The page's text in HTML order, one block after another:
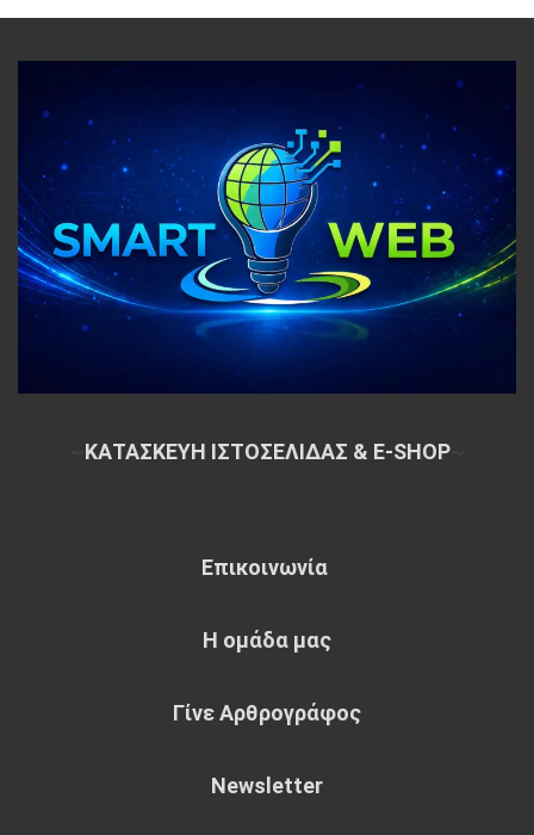
ΚΑΤΑΣΚΕΥΗ ΙΣΤΟΣΕΛΙΔΑΣ & E-SHOP~
Επικοινωνία
Η ομάδα μας
Γίνε Αρθρογράφος
Newsletter